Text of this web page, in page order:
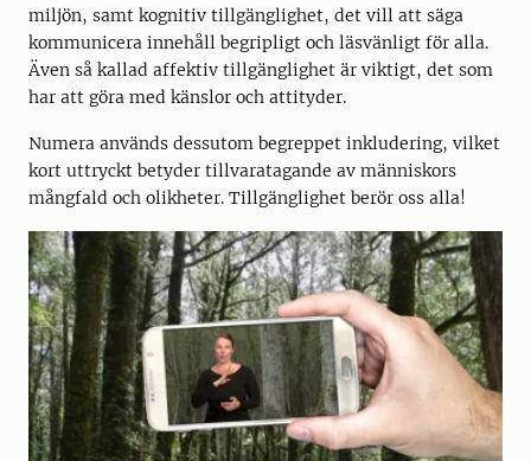
miljön, samt kognitiv tillgänglighet, det vill att säga
kommunicera innehåll begripligt och läsvänligt för alla.
Även så kallad affektiv tillgänglighet är viktigt, det som
har att göra med känslor och attityder.
Numera används dessutom begreppet inkludering, vilket
kort uttryckt betyder tillvaratagande av människors
mångfald och olikheter. Tillgänglighet berör oss alla!